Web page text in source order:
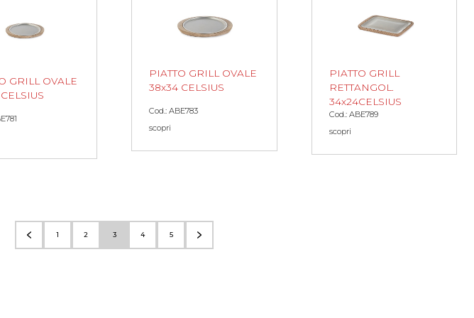
GRILL OVALE
PIATTO GRILL OVALE
38x34 CELSIUS
Cod.: ABE783
scopri
PIATTO GRILL
RETTANGOL.
34x24CELSIUS
Cod.: ABE789
scopri
1 2 3 4 5